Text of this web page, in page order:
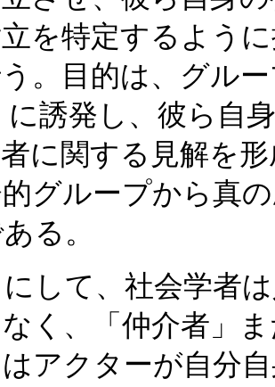
を特定するよう
。目的は、グル
に誘発し、彼ら自
に関する見解を
グループから真
る。
して、社会学者
く、「仲介者」
アクターが自分